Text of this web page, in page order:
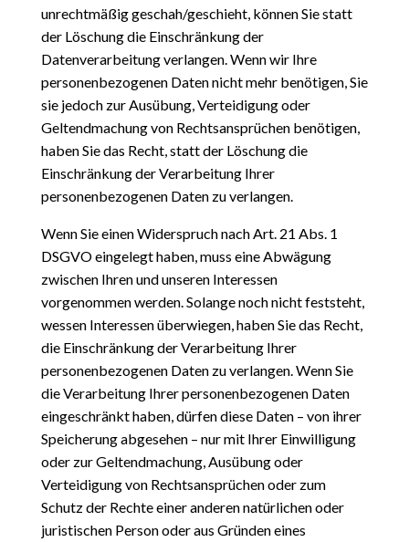
unrechtmäßig geschah/geschieht, können Sie statt
der Löschung die Einschränkung der
Datenverarbeitung verlangen. Wenn wir Ihre
personenbezogenen Daten nicht mehr benötigen, Sie
sie jedoch zur Ausübung, Verteidigung oder
Geltendmachung von Rechtsansprüchen benötigen,
haben Sie das Recht, statt der Löschung die
Einschränkung der Verarbeitung Ihrer
personenbezogenen Daten zu verlangen.
Wenn Sie einen Widerspruch nach Art. 21 Abs. 1
DSGVO eingelegt haben, muss eine Abwägung
zwischen Ihren und unseren Interessen
vorgenommen werden. Solange noch nicht feststeht,
wessen Interessen überwiegen, haben Sie das Recht,
die Einschränkung der Verarbeitung Ihrer
personenbezogenen Daten zu verlangen. Wenn Sie
die Verarbeitung Ihrer personenbezogenen Daten
eingeschränkt haben, dürfen diese Daten – von ihrer
Speicherung abgesehen – nur mit Ihrer Einwilligung
oder zur Geltendmachung, Ausübung oder
Verteidigung von Rechtsansprüchen oder zum
Schutz der Rechte einer anderen natürlichen oder
juristischen Person oder aus Gründen eines